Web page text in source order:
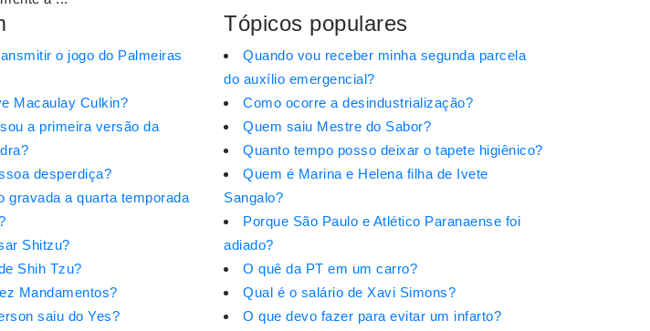
o jogo do Palmeiras
Macaulay Culkin?
a primeira versão da
desperdiça?
gravada a quarta temporada
Shitzu?
Shih Tzu?
Mandamentos?
saiu do Yes?
Tópicos populares
Quando vou receber minha segunda parcela
do auxílio emergencial?
Como ocorre a desindustrialização?
Quem saiu Mestre do Sabor?
Quanto tempo posso deixar o tapete higiênico?
Quem é Marina e Helena filha de Ivete
Sangalo?
Porque São Paulo e Atlético Paranaense foi
adiado?
O quê da PT em um carro?
Qual é o salário de Xavi Simons?
O que devo fazer para evitar um infarto?